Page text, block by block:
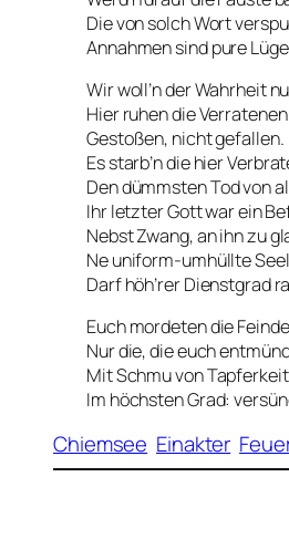
Die von solch Wort
Annahmen sind pure
Wir woll’n der Wahrheit
Hier ruhen dieVerratenen
Gestoßen, nicht gefallen.
Es starb’n die hier
Den dümmsten Tod von
Ihr letzter Gott war ein
Nebst Zwang, an ihn zu
Ne uniform-umhüllte Seel
Darf höh’rer Dienstgrad
Euch mordeten die
Nur die, die euch
Mit Schmu von
Im höchsten Grad:
Chiemsee Einakter